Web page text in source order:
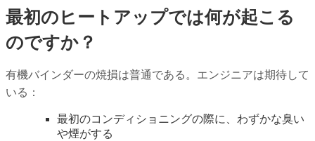
最初のヒートアップでは何が起こる
のですか？
有機バインダーの焼損は普通である。エンジニアは期待して
いる：
最初のコンディショニングの際に、わずかな臭い
や煙がする